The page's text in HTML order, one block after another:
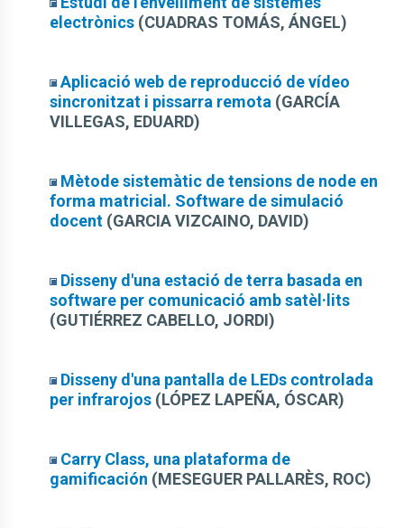
electrònics (CUADRAS TOMÁS, ÁNGEL)
Aplicació web de reproducció de vídeo
sincronitzat i pissarra remota (GARCÍA
VILLEGAS, EDUARD)
Mètode sistemàtic de tensions de node en
forma matricial. Software de simulació
docent (GARCIA VIZCAINO, DAVID)
Disseny d'una estació de terra basada en
software per comunicació amb satèl·lits
(GUTIÉRREZ CABELLO, JORDI)
Disseny d'una pantalla de LEDs controlada
per infrarojos (LÓPEZ LAPEÑA, ÓSCAR)
Carry Class, una plataforma de
gamificación (MESEGUER PALLARÈS, ROC)